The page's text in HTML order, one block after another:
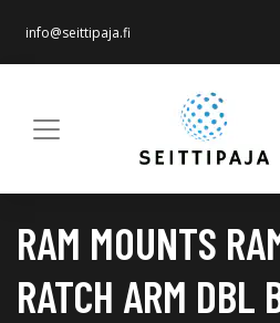
info@seittipaja.fi
RAM MOUNTS
RATCH ARM DBL